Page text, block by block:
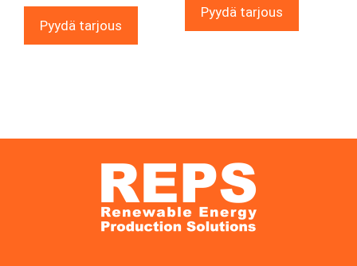
Pyydä tarjous
Pyydä tarjous